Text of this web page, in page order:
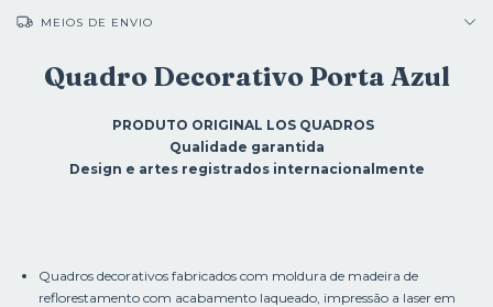
MEIOS DE ENVIO
Quadro Decorativo Porta Azul
PRODUTO ORIGINAL LOS QUADROS
Qualidade garantida
Design e artes registrados internacionalmente
Quadros decorativos fabricados com moldura de madeira de
reflorestamento com acabamento laqueado, impressão a laser em